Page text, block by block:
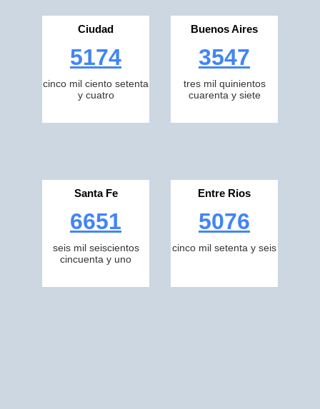
Ciudad
5174
cinco mil ciento setenta
y cuatro
Buenos Aires
3547
tres mil quinientos
cuarenta y siete
Santa Fe
6651
seis mil seiscientos
cincuenta y uno
Entre Rios
5076
cinco mil setenta y seis